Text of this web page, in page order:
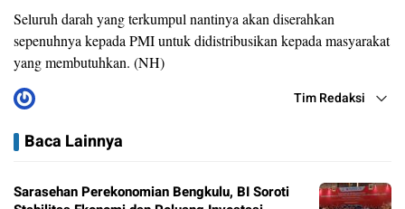
Seluruh darah yang terkumpul nantinya akan diserahkan
sepenuhnya kepada PMI untuk didistribusikan kepada masyarakat
yang membutuhkan. (NH)
Tim Redaksi
Baca Lainnya
Sarasehan Perekonomian Bengkulu, BI Soroti